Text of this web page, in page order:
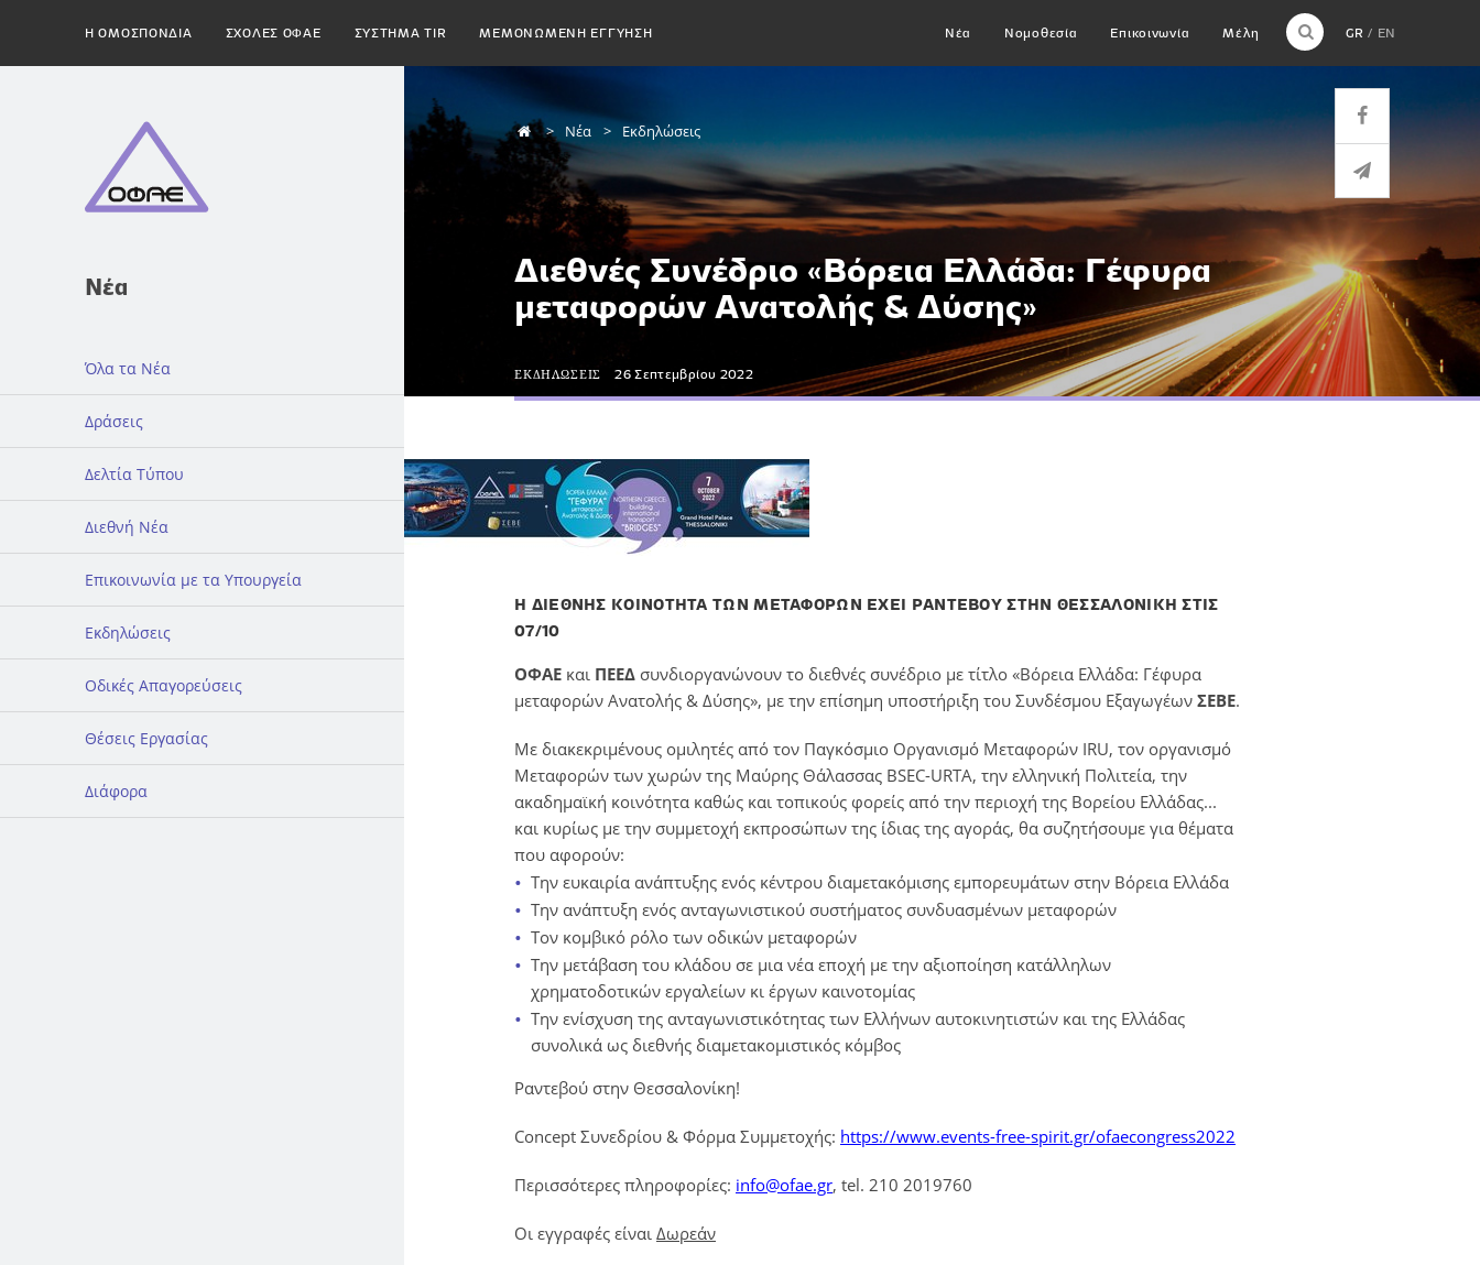
H ΟΜΟΣΠΟΝΔΙΑ ΣΧΟΛΕΣ ΟΦΑΕ ΣΥΣΤΗΜΑ TIR ΜΕΜΟΝΩΜΕΝΗ ΕΓΓΥΗΣΗ GR EN
Νέα Νομοθεσία Επικοινωνία Μέλη
Νέα
Όλα τα Νέα
Δράσεις
Δελτία Τύπου
Διεθνή Νέα
Επικοινωνία με τα Υπουργεία
Εκδηλώσεις
Οδικές Απαγορεύσεις
Θέσεις Εργασίας
Διάφορα
Νέα Εκδηλώσεις
Διεθνές Συνέδριο «Βόρεια Ελλάδα: Γέφυρα
μεταφορών Ανατολής & Δύσης»
ΕΚΔΗΛΩΣΕΙΣ 26 Σεπτεμβρίου 2022
Η ΔΙΕΘΝΗΣ ΚΟΙΝΟΤΗΤΑ ΤΩΝ ΜΕΤΑΦΟΡΩΝ ΕΧΕΙ ΡΑΝΤΕΒΟΥ ΣΤΗΝ ΘΕΣΣΑΛΟΝΙΚΗ ΣΤΙΣ
07/10
ΟΦΑΕ και ΠΕΕΔ συνδιοργανώνουν το διεθνές συνέδριο με τίτλο «Βόρεια Ελλάδα: Γέφυρα
μεταφορών Ανατολής & Δύσης», με την επίσημη υποστήριξη του Συνδέσμου Εξαγωγέων ΣΕΒΕ.
Με διακεκριμένους ομιλητές από τον Παγκόσμιο Οργανισμό Μεταφορών IRU, τον οργανισμό
Μεταφορών των χωρών της Μαύρης Θάλασσας BSEC-URTA, την ελληνική Πολιτεία, την
ακαδημαϊκή κοινότητα καθώς και τοπικούς φορείς από την περιοχή της Βορείου Ελλάδας...
και κυρίως με την συμμετοχή εκπροσώπων της ίδιας της αγοράς, θα συζητήσουμε για θέματα
που αφορούν:
Την ευκαιρία ανάπτυξης ενός κέντρου διαμετακόμισης εμπορευμάτων στην Βόρεια Ελλάδα
Την ανάπτυξη ενός ανταγωνιστικού συστήματος συνδυασμένων μεταφορών
Τον κομβικό ρόλο των οδικών μεταφορών
Την μετάβαση του κλάδου σε μια νέα εποχή με την αξιοποίηση κατάλληλων
χρηματοδοτικών εργαλείων κι έργων καινοτομίας
Την ενίσχυση της ανταγωνιστικότητας των Ελλήνων αυτοκινητιστών και της Ελλάδας
συνολικά ως διεθνής διαμετακομιστικός κόμβος
Ραντεβού στην Θεσσαλονίκη!
Concept Συνεδρίου & Φόρμα Συμμετοχής: https://www.events-free-spirit.gr/ofaecongress2022
Περισσότερες πληροφορίες: info@ofae.gr, tel. 210 2019760
Οι εγγραφές είναι Δωρεάν